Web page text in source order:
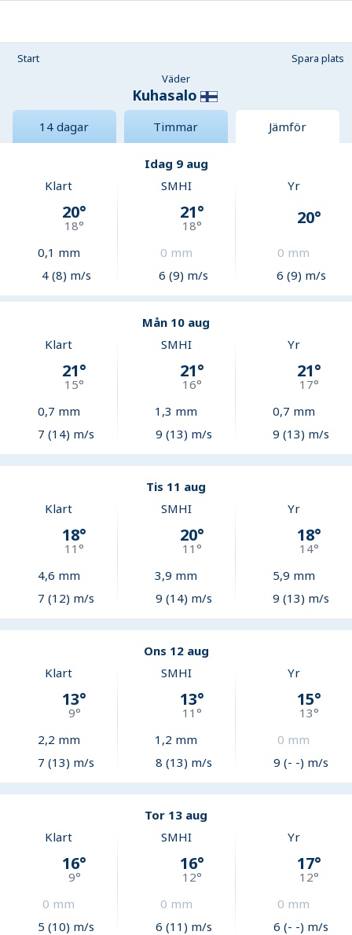
Start
Spara plats
Väder
Kuhasalo
14 dagar Timmar Jämför
Idag 9 aug
Klart
20°
18°
0,1 mm
4 (8) m/s
SMHI
21°
18°
0 mm
6 (9) m/s
Yr
20°
0 mm
6 (9) m/s
Mån 10 aug
Klart
21°
15°
0,7 mm
7 (14) m/s
SMHI
21°
16°
1,3 mm
9 (13) m/s
Yr
21°
17°
0,7 mm
9 (13) m/s
Tis 11 aug
Klart
18°
11°
4,6 mm
7 (12) m/s
SMHI
20°
11 °
3,9 mm
9 (14) m/s
Yr
18°
14°
5,9 mm
9 (13) m/s
Ons 12 aug
Klart
13°
9°
2,2 mm
7 (13) m/s
SMHI
13°
11 °
1,2 mm
8 (13) m/s
Yr
15°
13°
0 mm
9 (- -) m/s
Tor 13 aug
Klart
16°
9°
0 mm
5 (10) m/s
SMHI
16°
12°
0 mm
6 (11) m/s
Yr
17°
12°
0 mm
6 (- -) m/s